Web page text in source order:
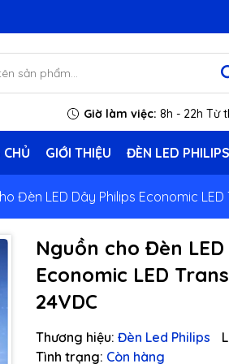
Giờ làm việc: 8h - 22h Từ
GIỚI THIỆU ĐÈN LED PHILIPS
Đèn LED Dây Philips Economic
Nguồn cho Đèn
Economic LED
24VDC
Thương hiệu: Đèn Led Philips
Tình trạng: Còn hàng